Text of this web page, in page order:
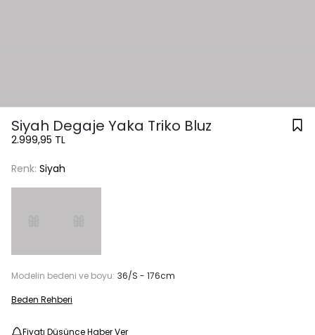
Siyah Degaje Yaka Triko Bluz
2.999,95 TL
Renk: Siyah
Modelin bedeni ve boyu: 36/S - 176cm
Beden Rehberi
Fiyatı Düşünce Haber Ver